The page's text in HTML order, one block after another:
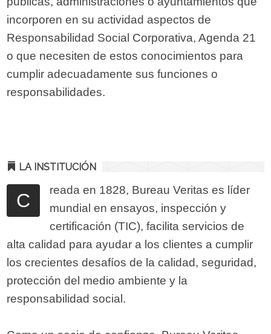
incorporen en su actividad aspectos de
Responsabilidad Social Corporativa, Agenda 21
o que necesiten de estos conocimientos para
cumplir adecuadamente sus funciones o
responsabilidades.
LA INSTITUCIÓN
C
reada en 1828, Bureau Veritas es líder
mundial en ensayos, inspección y
certificación (TIC), facilita servicios de
alta calidad para ayudar a los clientes a cumplir
los crecientes desafíos de la calidad, seguridad,
protección del medio ambiente y la
responsabilidad social.